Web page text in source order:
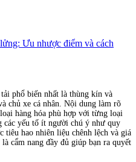
Ưu nhược điểm và cách
phổ biến nhất là thùng kín và
chủ xe cá nhân. Nội dung làm rõ
hàng hóa phù hợp với từng loại
các yếu tố ít người chú ý như quy
hao nhiên liệu chênh lệch và giá
cẩm nang đầy đủ giúp bạn ra quyết